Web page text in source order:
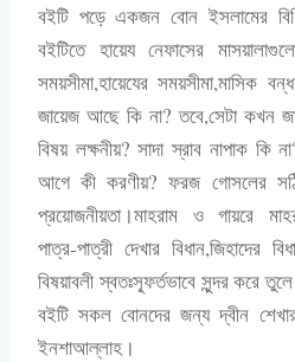
বইটি পড়ে একজন বোন ইসলামের
বইটিতে হায়েয নেফাসের
সময়সীমা,হায়েযের সময়সীমা,মাসিক
জায়েজ আছে কি না? তবে,সেটা কখন
বিষয় লক্ষনীয়? সাদা স্রাব নাপাক কি
আগে কী করণীয়? ফরজ গোসলের
প্রয়োজনীয়তা।মাহরাম ও গায়রে
পাত্র-পাত্রী দেখার
বিষয়াবলী স্বতঃস্ফূর্তভাবে সুন্দর করে
বইটি সকল বোনদের জন্য দ্বীন
ইনশাআল্লাহ।